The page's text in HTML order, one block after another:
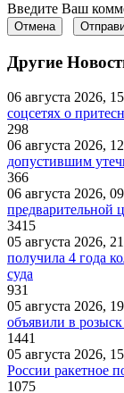
Введите Ваш
Отмена
Другие
06 августа 2026,
соцсетях о
298
06 августа 2026,
допустившим
366
06 августа 2026,
предварительной
3415
05 августа 2026,
получила 4 года
суда
931
05 августа 2026,
объявили в
1441
05 августа 2026,
России ракетное
1075